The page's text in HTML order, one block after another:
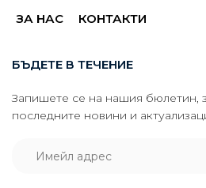
ЗА НАС КОНТАКТИ
БЪДЕТЕ В ТЕЧЕНИЕ
Запишете се на нашия бюлетин,
последните новини и